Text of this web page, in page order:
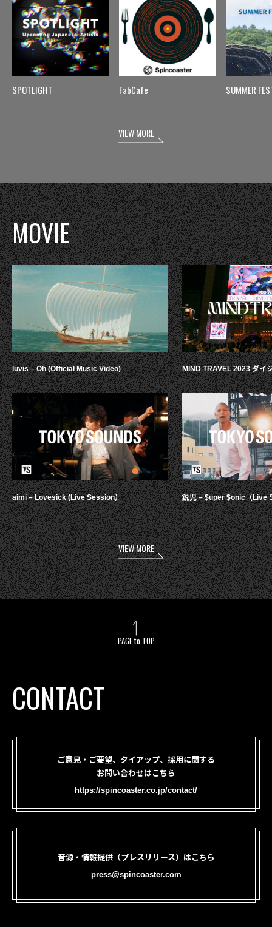
SPOTLIGHT FabCafe SUMMER
VIEW MORE
MOVIE
luvis – Oh (Official Music Video)
aimi – Lovesick (Live Session）
MIND TRAVEL 2023 ダイ
鋭児 – $uper $onic（Live
VIEW MORE
PAGE to TOP
CONTACT
ご意見・ご要望、タイアップ、採用に関する
お問い合わせはこちら
https://spincoaster.co.jp/contact/
音源・情報提供（プレスリリース）はこちら
press@spincoaster.com